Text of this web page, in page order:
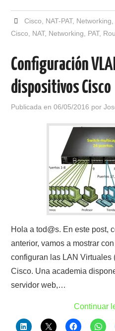
Cisco NAT-PAT, Networking
Cisco
NAT, Networking PAT,
Configuración
dispositivos Cisco
Publicada en06/05/2016 por
Hola a tod@s. En este post,
anterior, vamos a mostrar
configuran las LAN
Cisco. Una academia
servidor web,…
Continuar